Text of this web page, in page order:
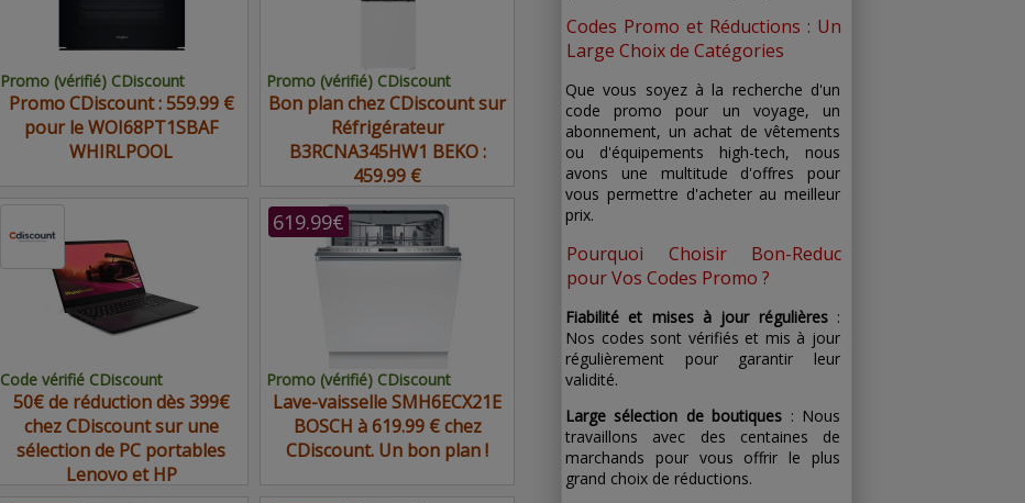
Promo (vérifié) CDiscount
Promo CDiscount : 559.99 €
pour le WOI68PT1SBAF
WHIRLPOOL
Promo (vérifié) CDiscount
Bon plan chez CDiscount sur
Réfrigérateur
B3RCNA345HW1 BEKO :
459.99 €
Code vérifié CDiscount
50€ de réduction dès 399€
chez CDiscount sur une
sélection de PC portables
Lenovo et HP
619.99€
Promo (vérifié) CDiscount
Lave-vaisselle SMH6ECX21E
BOSCH à 619.99 € chez
CDiscount. Un bon plan !
Codes Promo et Réductions : Un
Large Choix de Catégories
Que vous soyez à la recherche d'un
code promo pour un voyage, un
abonnement, un achat de vêtements
ou d'équipements high-tech, nous
avons une multitude d'offres pour
vous permettre d'acheter au meilleur
prix.
Pourquoi Choisir Bon-Reduc
pour Vos Codes Promo ?
Fiabilité et mises à jour régulières:
Nos codes sont vérifiés et mis à jour
régulièrement pour garantir leur
validité.
Large sélection de boutiques : Nous
travaillons avec des centaines de
marchands pour vous offrir le plus
grand choix de réductions.